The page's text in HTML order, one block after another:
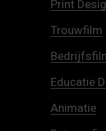
Print
Trouwfilm
Educatie
Animatie